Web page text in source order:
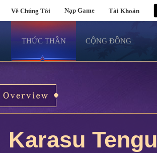
Về Chúng Tôi Nạp Game Tài Khoản
THỨC THẦN CỘNG ĐỒNG
Karasu Tengu